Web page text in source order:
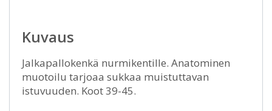
Kuvaus
Jalkapallokenkä nurmikentille. Anatominen
muotoilu tarjoaa sukkaa muistuttavan
istuvuuden. Koot 39-45.